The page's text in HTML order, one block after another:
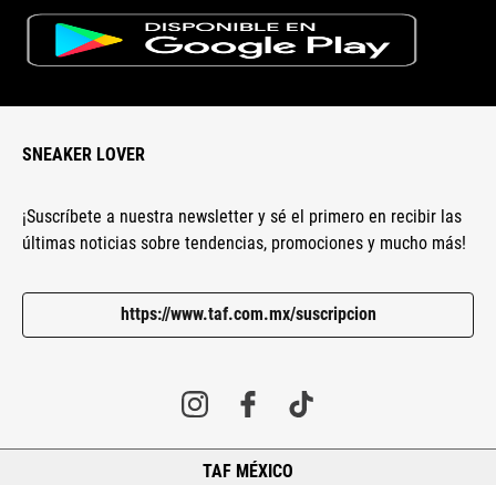
SNEAKER LOVER
¡Suscríbete a nuestra newsletter y sé el primero en recibir las
últimas noticias sobre tendencias, promociones y mucho más!
https://www.taf.com.mx/suscripcion
TAF MÉXICO